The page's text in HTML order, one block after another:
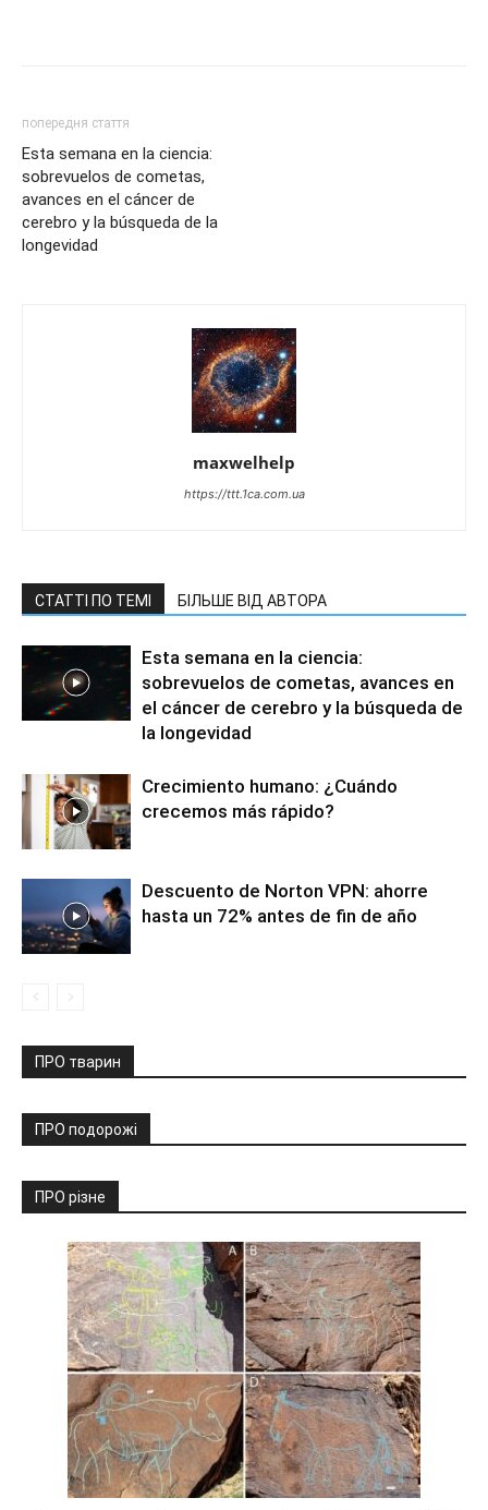
попередня стаття
Esta semana en la ciencia:
sobrevuelos de cometas,
avances en el cáncer de
cerebro y la búsqueda de la
longevidad
maxwelhelp
https://ttt.1ca.com.ua
СТАТТІ ПО ТЕМІ БІЛЬШЕ ВІД АВТОРА
Esta semana en la ciencia:
sobrevuelos de cometas, avances en
el cáncer de cerebro y la búsqueda de
la longevidad
Crecimiento humano: ¿Cuándo
crecemos más rápido?
Descuento de Norton VPN: ahorre
hasta un 72% antes de fin de año
ПРО тварин
ПРО подорожі
ПРО різне